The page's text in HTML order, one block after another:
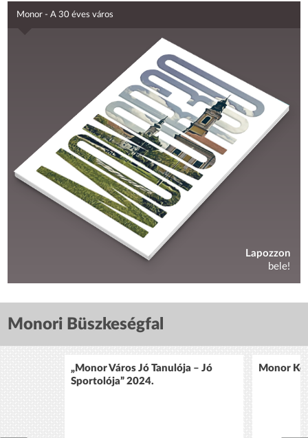
Monor - A 30 éves város
Lapozzon
bele!
Monori Büszkeségfal
„Monor Város Jó Tanulója – Jó
Sportolója” 2024.
Monor